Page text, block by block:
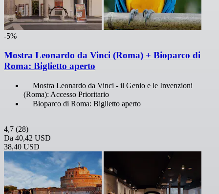
-5%
Mostra Leonardo da Vinci (Roma) + Bioparco di
Roma: Biglietto aperto
Mostra Leonardo da Vinci - il Genio e le Invenzioni
(Roma): Accesso Prioritario
Bioparco di Roma: Biglietto aperto
4,7 (28)
Da 40,42 USD
38,40 USD